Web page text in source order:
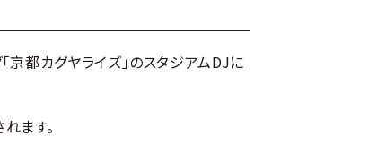
京都カグヤライズ」のスタジアムDJに
ます。